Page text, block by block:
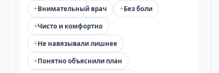
+Внимательный врач +Без боли
+Чисто и комфортно
+Не навязывали лишнее
+Понятно объяснили план